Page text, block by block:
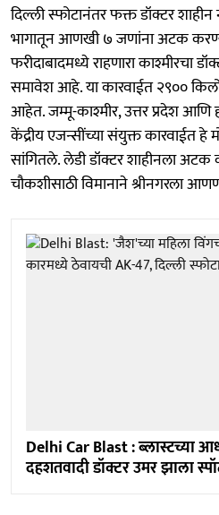
दिल्ली स्फोटानंतर फक्त डॉक्टर
भागातून आणखी ७ जणांना अटक
फरीदाबादमध्ये राहणारा काश्मीरचा
समावेश आहे. या कारवाईत २९००
आहेत. जम्मू-काश्मीर, उत्तर प्रदेश आणि
केंद्रीय एजन्सींच्या संयुक्त कारवाईत
सांगितले. लेडी डॉक्टर शाहीनला
चौकशीसाठी विमानाने श्रीनगरला
Delhi Car Blast : ब्लास्टच्या
दहशतवादी डॉक्टर उमर झाला